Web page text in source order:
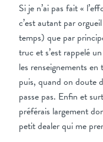
Si je n’ai pas fait «
c’est autant par
temps) que par
truc et s’est rappelé
les renseignements
puis, quand on doute
passe pas. Enfin et
préférais largement
petit dealer qui me